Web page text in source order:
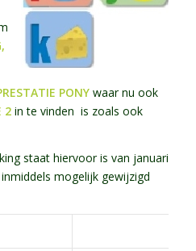
PONYwaar nu ook
2in te vinden is zoals ook
staat hiervoor is van januari
mogelijk gewijzigd